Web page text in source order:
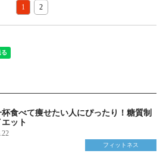
1 2
杯食べて痩せたい人にぴったり！糖質制
エット
フィットネス